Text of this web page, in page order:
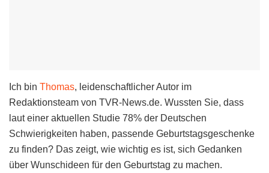
Ich bin Thomas, leidenschaftlicher Autor im
Redaktionsteam von TVR-News.de. Wussten Sie, dass
laut einer aktuellen Studie 78% der Deutschen
Schwierigkeiten haben, passende Geburtstagsgeschenke
zu finden? Das zeigt, wie wichtig es ist, sich Gedanken
über Wunschideen für den Geburtstag zu machen.